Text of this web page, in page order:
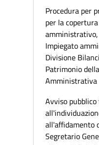
Procedura per
per la
Impiegato
Divisione
Patrimonio
Amministrativa
Avviso
all'affidamento
Segretario